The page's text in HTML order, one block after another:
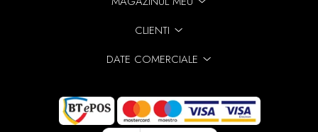
CLIENTI
DATE COMERCIALE